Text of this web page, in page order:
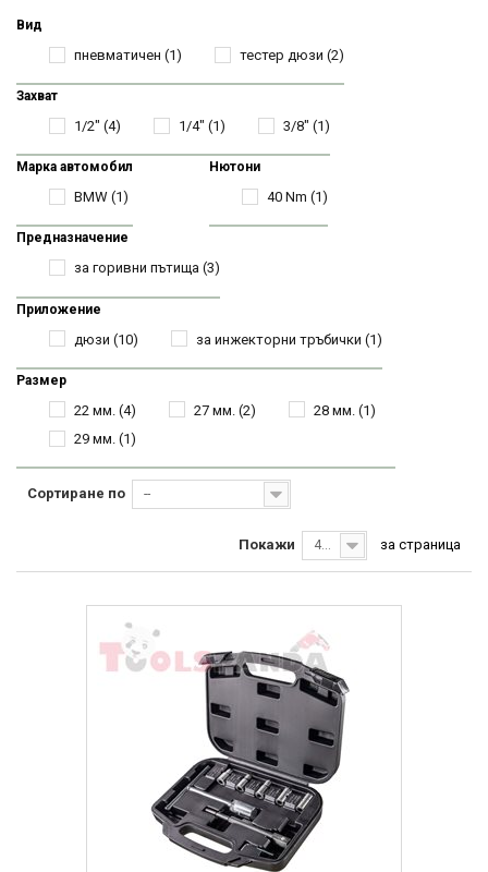
Вид
пневматичен (1) тестер дюзи (2)
Захват
1/2" (4) 1/4" (1) 3/8" (1)
Марка автомобил
BMW (1)
Нютони
40 Nm (1)
Предназначение
за горивни пътища (3)
Приложение
дюзи (10) за инжекторни тръбички (1)
Размер
22 мм. (4) 27 мм. (2) 28 мм. (1)
29 мм. (1)
Сортиране по --
Покажи 40 за страница